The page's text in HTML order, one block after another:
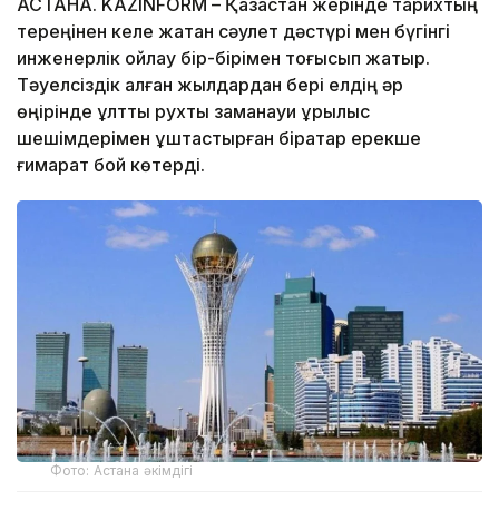
тереңінен келе жатқан сәулет дәстүрі мен бүгінгі
инженерлік ойлау бір-бірімен тоғысып жатыр.
Тәуелсіздік алған жылдардан бері елдің әр
өңірінде ұлттық рухты заманауи құрылыс
шешімдерімен ұштастырған бірқатар ерекше
ғимарат бой көтерді.
Фото: Астана әкімдігі